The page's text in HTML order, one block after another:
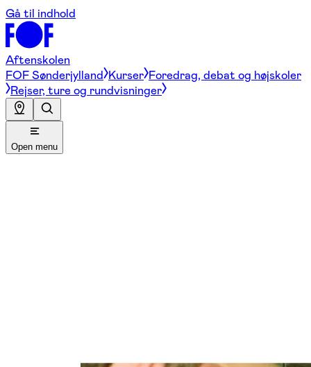
Gå til indhold
Aftenskolen
FOF Sønderjylland Kurser Foredrag, debat og højskoler
Rejser, ture og rundvisninger
Open menu